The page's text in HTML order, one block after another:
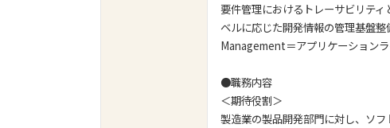
要件管理におけるトレーサビリテ
ベルに応じた開発情報の管理基盤
Management＝アプリケーション
●職務内容
＜期待役割＞
製造業の製品開発部門に対し、ソ